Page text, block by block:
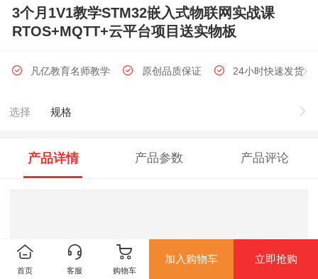
3个月1V1教学STM32嵌入式物联网实战课
RTOS+MQTT+云平台项目送实物板
凡亿教育名师教学 原创品质保证 24小时快速发货
选择 规格
产品详情 产品参数 产品评论
首页 客服 购物车
加入购物车 立即抢购